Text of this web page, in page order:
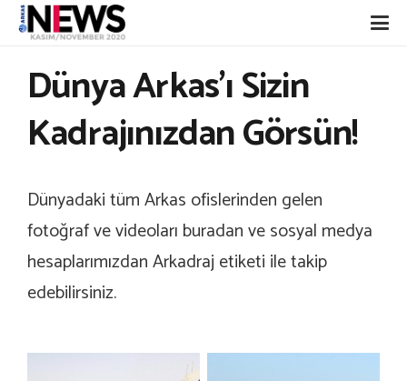
Dünya Arkas’ı Sizin
Kadrajınızdan Görsün!
Dünyadaki tüm Arkas ofislerinden gelen
fotoğraf ve videoları buradan ve sosyal medya
hesaplarımızdan Arkadraj etiketi ile takip
edebilirsiniz.